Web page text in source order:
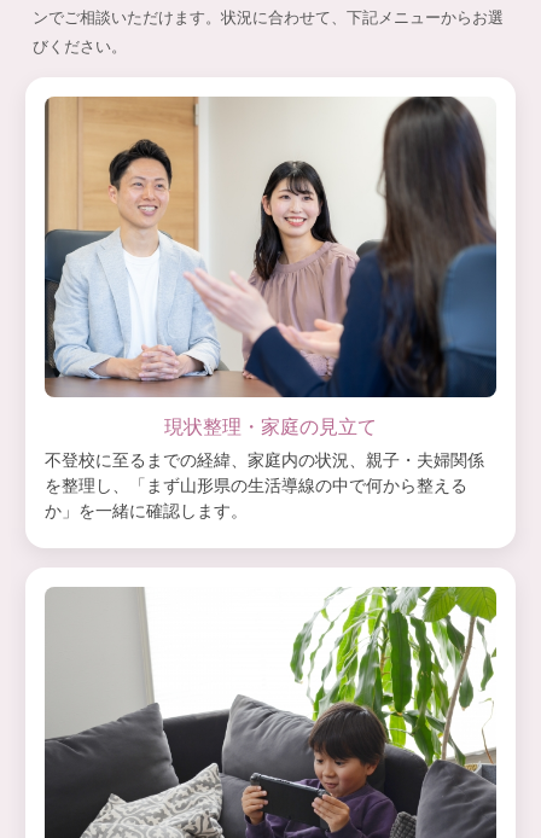
ンでご相談いただけます。状況に合わせて、下記メニューからお選
びください。
現状整理・家庭の見立て
不登校に至るまでの経緯、家庭内の状況、親子・夫婦関係
を整理し、「まず山形県の生活導線の中で何から整える
か」を一緒に確認します。